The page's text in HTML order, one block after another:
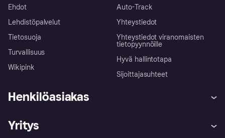
Ehdot
Lehdistöpalvelut
Tietosuoja
Turvallisuus
Wikipink
Auto-Track
Yhteystiedot
Yhteystiedot viranomaisten
tietopyynnöille
Hyvä hallintotapa
Sijoittajasuhteet
Henkilöasiakas
Kirjaudu sisään
Yritys